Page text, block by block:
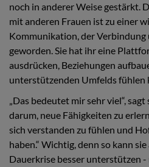
noch in anderer Weise gestärkt.
mit anderen Frauen ist zu einer
Kommunikation, der
geworden. Sie hat ihr eine
ausdrücken, Beziehungen
unterstützenden Umfelds fühlen
„Das bedeutet mir sehr viel“,
darum, neue Fähigkeiten zu
sich verstanden zu fühlen und
haben.“ Wichtig, denn so kann
Dauerkrise besser unterstützen